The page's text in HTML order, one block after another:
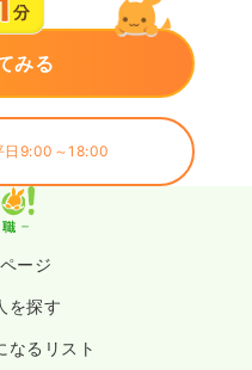
みる
日9:00～18:00
ージ
を探す
なるリスト